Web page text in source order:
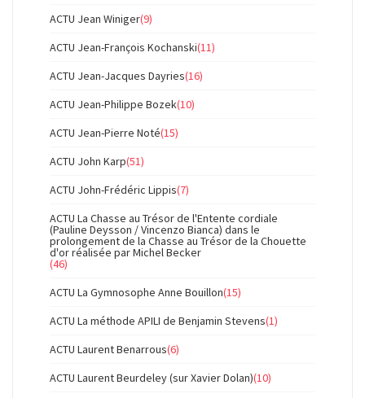
ACTU Jean Winiger(9)
ACTU Jean-François Kochanski(11)
ACTU Jean-Jacques Dayries(16)
ACTU Jean-Philippe Bozek(10)
ACTU Jean-Pierre Noté(15)
ACTU John Karp(51)
ACTU John-Frédéric Lippis(7)
ACTU La Chasse au Trésor de l'Entente cordiale
(Pauline Deysson / Vincenzo Bianca) dans le
prolongement de la Chasse au Trésor de la Chouette
d'or réalisée par Michel Becker
(46)
ACTU La Gymnosophe Anne Bouillon(15)
ACTU La méthode APILI de Benjamin Stevens(1)
ACTU Laurent Benarrous(6)
ACTU Laurent Beurdeley (sur Xavier Dolan)(10)